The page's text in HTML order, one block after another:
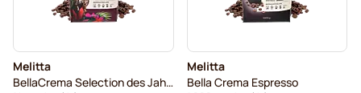
Melitta
BellaCrema Selection des Jahres
Melitta
Bella Crema Espresso